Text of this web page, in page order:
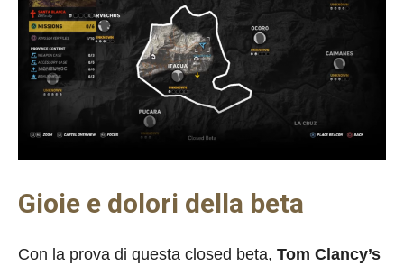
Gioie e dolori della beta
Con la prova di questa closed beta, Tom Clancy’s